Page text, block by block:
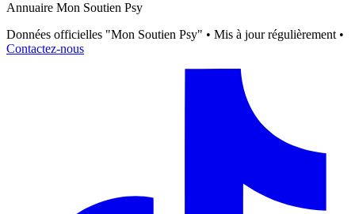
Annuaire Mon Soutien Psy
Données officielles "Mon Soutien Psy" • Mis à jour régulièrement •
Contactez-nous